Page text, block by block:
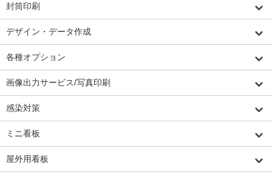
封筒印刷
デザイン・データ作成
各種オプション
画像出力サービス/写真印刷
感染対策
ミニ看板
屋外用看板